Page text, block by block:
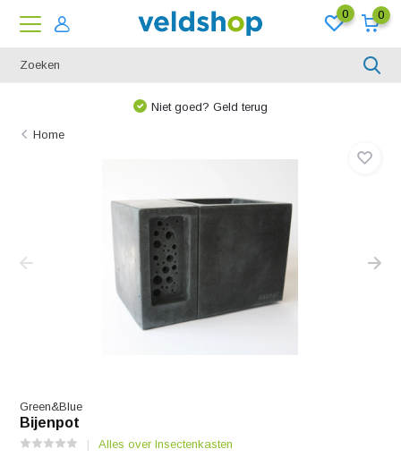
0 0
Niet goed? Geld terug
Home
Green&Blue
Bijenpot
Alles over Insectenkasten